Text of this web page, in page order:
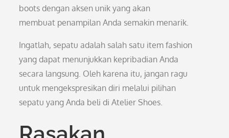
boots dengan aksen unik yang akan
membuat penampilan Anda semakin menarik.
Ingatlah, sepatu adalah salah satu item fashion
yang dapat menunjukkan kepribadian Anda
secara langsung. Oleh karena itu, jangan ragu
untuk mengekspresikan diri melalui pilihan
sepatu yang Anda beli di Atelier Shoes.